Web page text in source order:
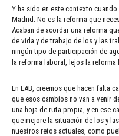
Y ha sido en este contexto
Madrid. No es la reforma que
Acaban de acordar una reforma
de vida y de trabajo de los y las
ningún tipo de participación de
la reforma laboral, lejos la
En LAB, creemos que hacen falta
que esos cambios no van a venir
una hoja de ruta propia, y en ese
que mejore la situación de los y
nuestros retos actuales, como